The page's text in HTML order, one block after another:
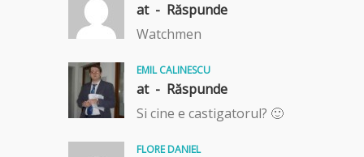
at - Răspunde
Watchmen
EMIL CALINESCU
at - Răspunde
Si cine e castigatorul? 🙂
FLORE DANIEL